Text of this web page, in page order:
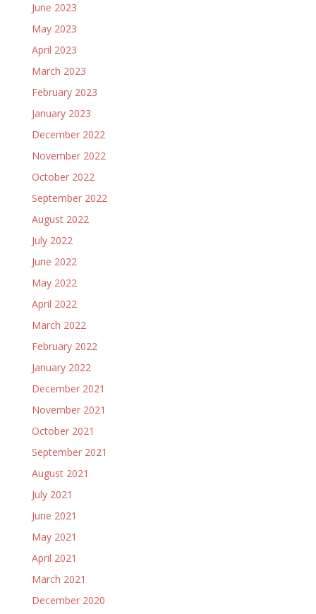
June 2023
May 2023
April 2023
March 2023
February 2023
January 2023
December 2022
November 2022
October 2022
September 2022
August 2022
July 2022
June 2022
May 2022
April 2022
March 2022
February 2022
January 2022
December 2021
November 2021
October 2021
September 2021
August 2021
July 2021
June 2021
May 2021
April 2021
March 2021
December 2020